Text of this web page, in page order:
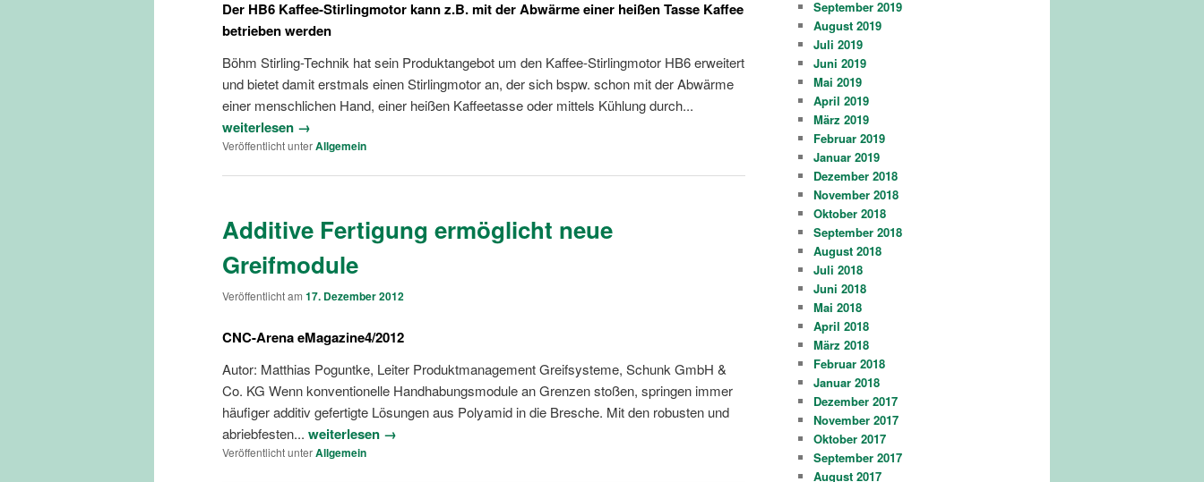
Der HB6 Kaffee-Stirlingmotor kann z.B. mit der Abwärme einer heißen Tasse Kaffee
betrieben werden
Böhm Stirling-Technik hat sein Produktangebot um den Kaffee-Stirlingmotor HB6 erweitert
und bietet damit erstmals einen Stirlingmotor an, der sich bspw. schon mit der Abwärme
einer menschlichen Hand, einer heißen Kaffeetasse oder mittels Kühlung durch...
weiterlesen →
Veröffentlicht unterAllgemein
Additive Fertigung ermöglicht neue
Greifmodule
Veröffentlicht am 17. Dezember 2012
CNC-Arena eMagazine4/2012
Autor: Matthias Poguntke, Leiter Produktmanagement Greifsysteme, Schunk GmbH &
Co. KG Wenn konventionelle Handhabungsmodule an Grenzen stoßen, springen immer
häufiger additiv gefertigte Lösungen aus Polyamid in die Bresche. Mit den robusten und
abriebfesten... weiterlesen →
Veröffentlicht unterAllgemein
September 2019
August 2019
Juli 2019
Juni 2019
Mai 2019
April 2019
März 2019
Februar 2019
Januar 2019
Dezember 2018
November 2018
Oktober 2018
September 2018
August 2018
Juli 2018
Juni 2018
Mai 2018
April 2018
März 2018
Februar 2018
Januar 2018
Dezember 2017
November 2017
Oktober 2017
September 2017
August 2017